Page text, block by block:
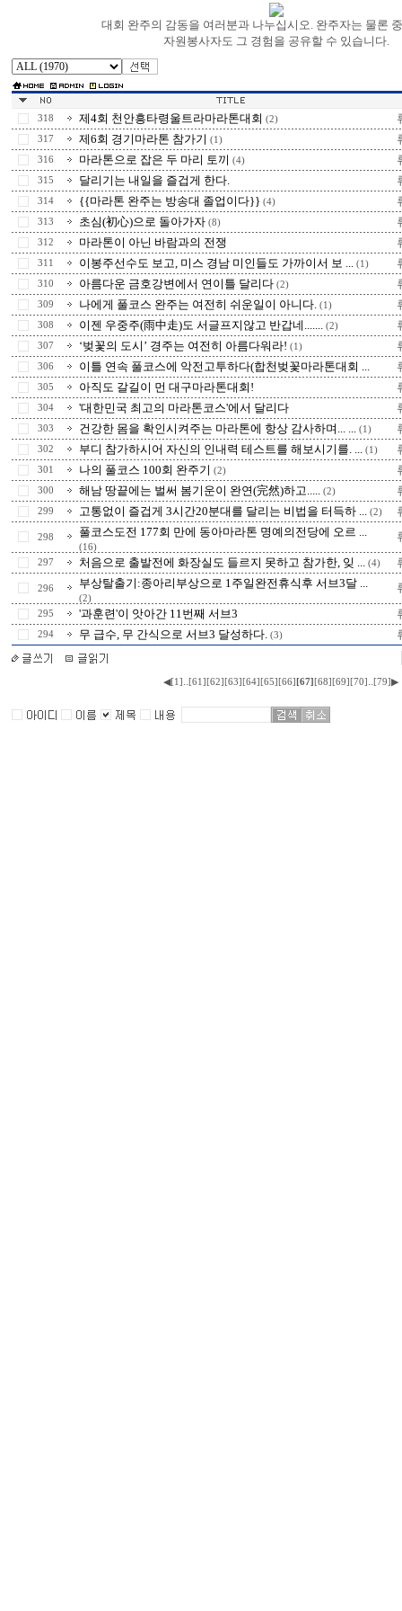
대회 완주의 감동을 여러분과 나누십시오. 완주자는 물론
자원봉사자도 그 경험을 공유할 수 있습니다.
318 제4회 천안흥타령울트라마라톤대회 (2)
317 제6회 경기마라톤 참가기 (1)
316 마라톤으로 잡은 두 마리 토끼 (4)
315 달리기는 내일을 즐겁게 한다.
314 {{마라톤 완주는 방송대 졸업이다}} (4)
313 초심(初心)으로 돌아가자 (8)
312 마라톤이 아닌 바람과의 전쟁
311 이봉주선수도 보고, 미스 경남 미인들도 가까이서 보 ... (1)
310 아름다운 금호강변에서 연이틀 달리다 (2)
309 나에게 풀코스 완주는 여전히 쉬운일이 아니다. (1)
308 이젠 우중주(雨中走)도 서글프지않고 반갑네....... (2)
307 ‘벚꽃의 도시’ 경주는 여전히 아름다워라! (1)
306 이틀 연속 풀코스에 악전고투하다(합천벚꽃마라톤대회 ...
305 아직도 갈길이 먼 대구마라톤대회!
304 '대한민국 최고의 마라톤코스'에서 달리다
303 건강한 몸을 확인시켜주는 마라톤에 항상 감사하며... ... (1)
302 부디 참가하시어 자신의 인내력 테스트를 해보시기를. ... (1)
301 나의 풀코스 100회 완주기 (2)
300 해남 땅끝에는 벌써 봄기운이 완연(完然)하고..... (2)
299 고통없이 즐겁게 3시간20분대를 달리는 비법을 터득하 ... (2)
298 풀코스도전 177회 만에 동아마라톤 명예의전당에 오르 ...
(16)
297 처음으로 출발전에 화장실도 들르지 못하고 참가한, 잊 ... (4)
296 부상탈출기:종아리부상으로 1주일완전휴식후 서브3달 ...
(2)
295 '과훈련'이 앗아간 11번째 서브3
294 무 급수, 무 간식으로 서브3 달성하다. (3)
◀[1] ..[61] [62] [63] [64] [65] [66] [67] [68] [69] [70] ..[79]▶